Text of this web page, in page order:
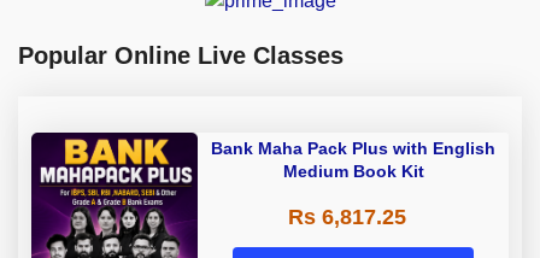
Popular Online Live Classes
Bank Maha Pack Plus with English
Medium Book Kit
Rs 6,817.25